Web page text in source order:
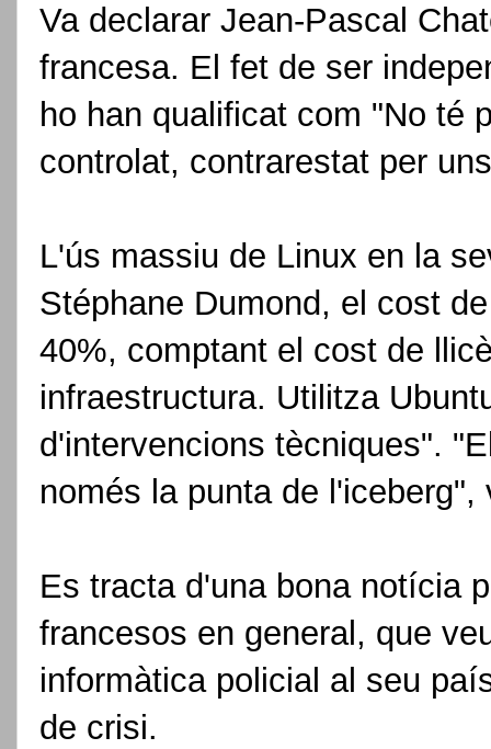
Va declarar Jean-Pascal
francesa. El fet de ser
ho han qualificat com "No té
controlat, contrarestat per
L'ús massiu de Linux en la
Stéphane Dumond, el cost
40%, comptant el cost de
infraestructura. Utilitza
d'intervencions tècniques".
només la punta de
Es tracta d'una bona notícia
francesos en general, que
informàtica policial al seu
de crisi.